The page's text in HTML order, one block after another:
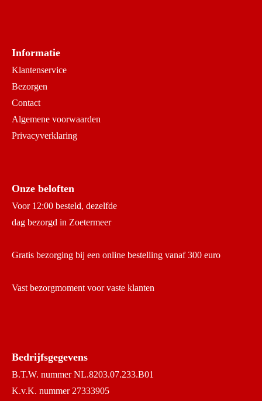
Informatie
Klantenservice
Bezorgen
Contact
Algemene voorwaarden
Privacyverklaring
Onze beloften
Voor 12:00 besteld, dezelfde
dag bezorgd in Zoetermeer
Gratis bezorging bij een online bestelling vanaf 300 euro
Vast bezorgmoment voor vaste klanten
Bedrijfsgegevens
B.T.W. nummer NL.8203.07.233.B01
K.v.K. nummer 27333905